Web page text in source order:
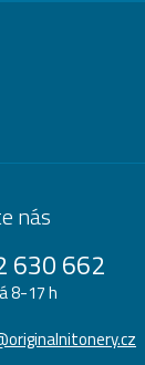
nás
630 662
8-17 h